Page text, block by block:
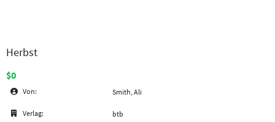
Herbst
$0
Von: Smith, Ali
Verlag: btb